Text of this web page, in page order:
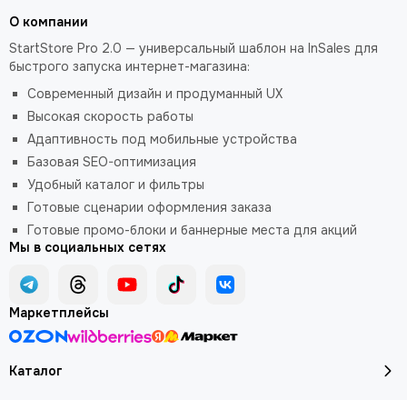
Каталог
О компании
StartStore Pro 2.0 — универсальный шаблон на InSales для
быстрого запуска интернет-магазина:
Современный дизайн и продуманный UX
Высокая скорость работы
Адаптивность под мобильные устройства
Базовая SEO-оптимизация
Удобный каталог и фильтры
Готовые сценарии оформления заказа
Готовые промо-блоки и баннерные места для акций
Мы в социальных сетях
Маркетплейсы